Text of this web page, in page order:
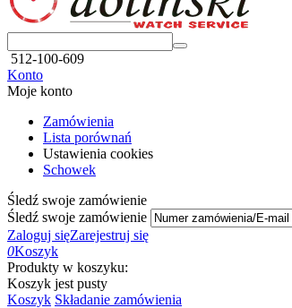
512-100-609
Konto
Moje konto
Zamówienia
Lista porównań
Ustawienia cookies
Schowek
Śledź swoje zamówienie
Śledź swoje zamówienie
Zaloguj sięZarejestruj się
0Koszyk
Produkty w koszyku:
Koszyk jest pusty
Koszyk Składanie zamówienia